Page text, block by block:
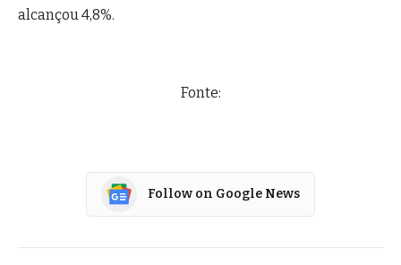
alcançou 4,8%.
Fonte:
Follow on Google News